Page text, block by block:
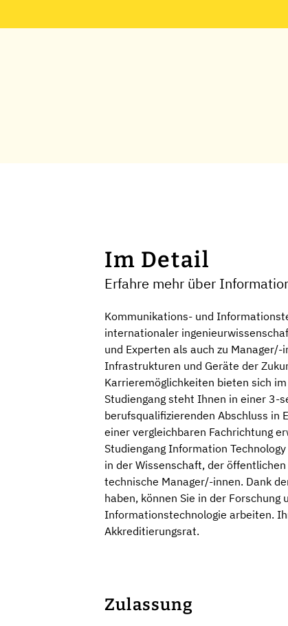
Im Detail
Erfahre mehr über
Kommunikations- und
internationaler
und Experten als auch zu
Infrastrukturen und Geräte der
Karrieremöglichkeiten bieten sich
Studiengang steht Ihnen in einer 3-
berufsqualifizierenden Abschluss
einer vergleichbaren Fachrichtung
Studiengang Information
in der Wissenschaft, der
technische Manager/-innen. Dank
haben, können Sie in der
Informationstechnologie arbeiten.
Akkreditierungsrat.
Zulassung